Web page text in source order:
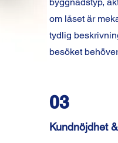
om låset är
tydlig
besöket
03
Kundnöjdhet